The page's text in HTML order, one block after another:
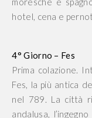
hotel, cena e
4° Giorno – Fes
Prima colazione.
Fes, la più antica
nel 789. La città
andalusa,